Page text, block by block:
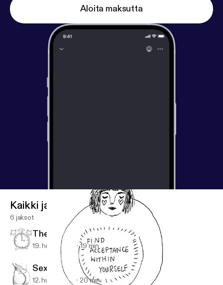
Aloita maksutta
Kaikki jaksot
6 jaksot
The Late bloomer chronicles
19. huhti 2019 19 min
Sexual Abuse Awareness Month
12. huhti 2019 20 min